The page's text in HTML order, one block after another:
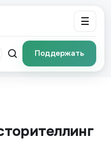
☰
Поддержать